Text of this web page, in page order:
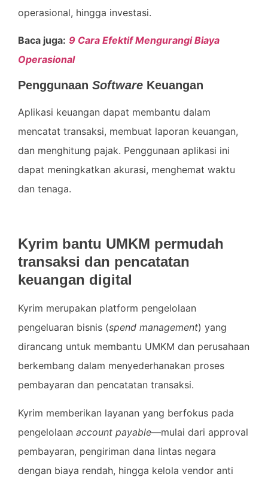
operasional, hingga investasi.
Baca juga: 9 Cara Efektif Mengurangi Biaya
Operasional
Penggunaan Software Keuangan
Aplikasi keuangan dapat membantu dalam
mencatat transaksi, membuat laporan keuangan,
dan menghitung pajak. Penggunaan aplikasi ini
dapat meningkatkan akurasi, menghemat waktu
dan tenaga.
Kyrim bantu UMKM permudah
transaksi dan pencatatan
keuangan digital
Kyrim merupakan platform pengelolaan
pengeluaran bisnis (spend management) yang
dirancang untuk membantu UMKM dan perusahaan
berkembang dalam menyederhanakan proses
pembayaran dan pencatatan transaksi.
Kyrim memberikan layanan yang berfokus pada
pengelolaan account payable—mulai dari approval
pembayaran, pengiriman dana lintas negara
dengan biaya rendah, hingga kelola vendor anti